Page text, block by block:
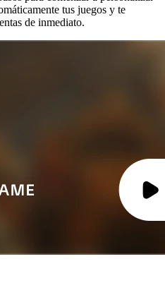
tus juegos y te
de inmediato.